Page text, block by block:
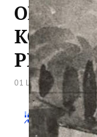
01 Listopad 2019